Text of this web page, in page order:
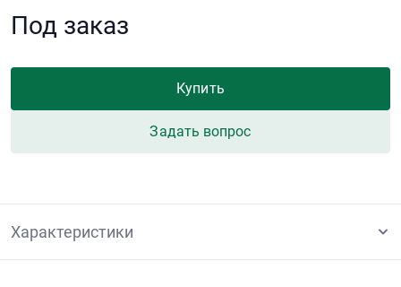
Под заказ
Купить
Задать вопрос
Характеристики